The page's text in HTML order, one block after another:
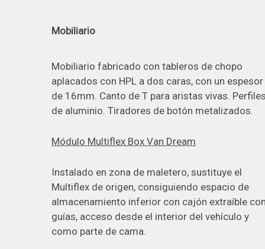
Mobiliario
Mobiliario fabricado con tableros de chopo
aplacados con HPL a dos caras, con un espesor
de 16mm. Canto de T para aristas vivas.
de aluminio. Tiradores de botón metalizados.
Módulo Multiflex Box Van Dream
Instalado en zona de maletero, sustituye el
Multiflex de origen, consiguiendo espacio de
almacenamiento inferior con cajón extraíble
guías, acceso desde el interior del vehículo y
como parte de cama.